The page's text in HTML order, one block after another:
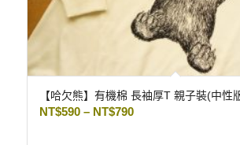
【哈欠熊】有機棉 長袖厚T 親子裝(中性
NT$590– NT$790